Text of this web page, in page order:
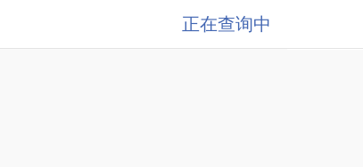
正在查询中